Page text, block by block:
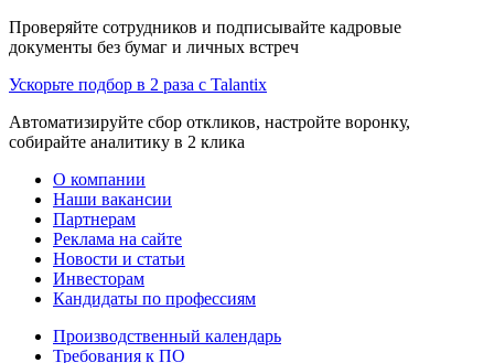
Проверяйте сотрудников и подписывайте кадровые
документы без бумаг и личных встреч
Ускорьте подбор в 2 раза с Talantix
Автоматизируйте сбор откликов, настройте воронку,
собирайте аналитику в 2 клика
О компании
Наши вакансии
Партнерам
Реклама на сайте
Новости и статьи
Инвесторам
Кандидаты по профессиям
Производственный календарь
Требования к ПО